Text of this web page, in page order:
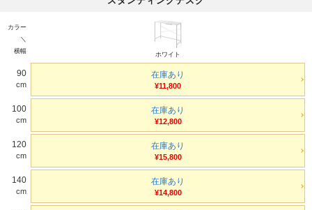
カラー
＼
横幅
ホワイト
90
cm
在庫あり
¥11,800
100
cm
在庫あり
¥12,800
120
cm
在庫あり
¥15,800
140
cm
在庫あり
¥14,800